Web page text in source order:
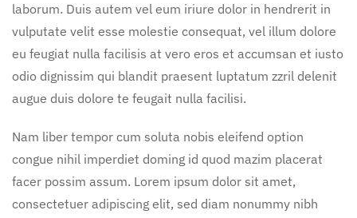
laborum. Duis autem vel eum iriure dolor in hendrerit in
vulputate velit esse molestie consequat, vel illum dolore
eu feugiat nulla facilisis at vero eros et accumsan et iusto
odio dignissim qui blandit praesent luptatum zzril delenit
augue duis dolore te feugait nulla facilisi.
Nam liber tempor cum soluta nobis eleifend option
congue nihil imperdiet doming id quod mazim placerat
facer possim assum. Lorem ipsum dolor sit amet,
consectetuer adipiscing elit, sed diam nonummy nibh